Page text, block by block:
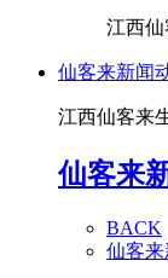
江西
仙客来新闻
江西仙客来
仙客来
BACK
仙客来